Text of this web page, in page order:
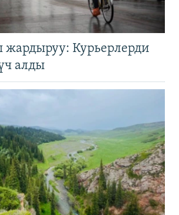
жардыруу: Курьерлерди
алды